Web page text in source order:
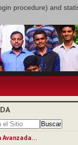
procedure) and
Avanzada…